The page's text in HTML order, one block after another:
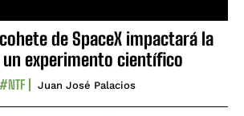
de SpaceX impactará la
un experimento científico
#NTF Juan José Palacios